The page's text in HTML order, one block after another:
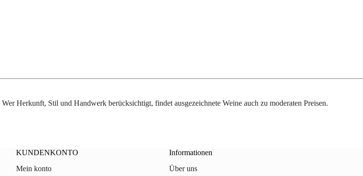
Herkunft, Stil und Handwerk berücksichtigt, findet ausgezeichnete Weine auch zu moderaten Preisen.
KUNDENKONTO
Mein konto
Informationen
Über uns